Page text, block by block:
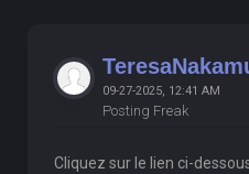
09-27-2025, 12:41 AM
Posting Freak
Cliquez sur le lien ci-